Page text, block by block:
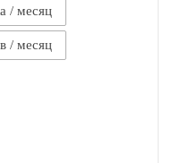
/ месяц
/ месяц